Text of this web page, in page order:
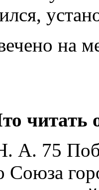
на
читать
А. 75
Союза